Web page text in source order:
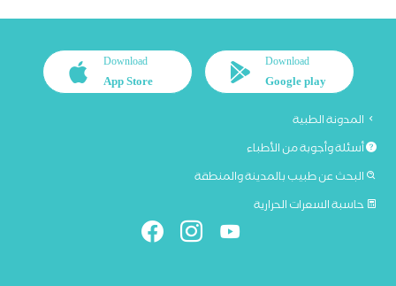
Download
Google play
Download
App Store
المدونة الطبية
أسئلة وأجوبة من الأطباء
البحث عن طبيب بالمدينة والمنطقة
حاسبة السعرات الحرارية